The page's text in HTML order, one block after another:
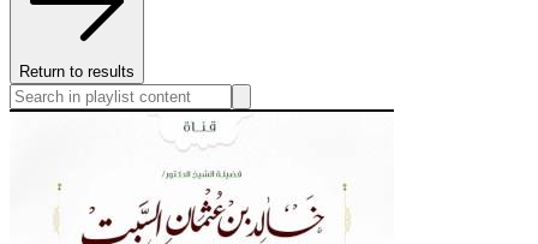
Return to results